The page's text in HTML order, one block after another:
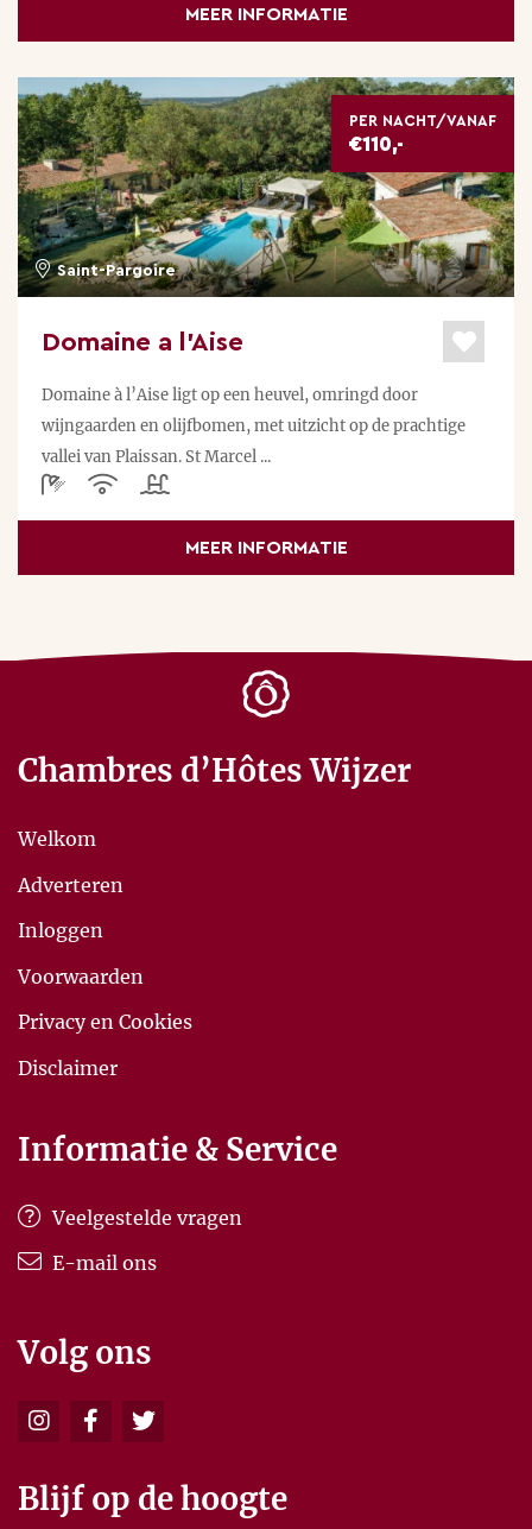
MEER INFORMATIE
PER NACHT/VANAF
€110,-
Saint-Pargoire
Domaine a l’Aise
Domaine à l’Aise ligt op een heuvel, omringd door
wijngaarden en olijfbomen, met uitzicht op de prachtige
vallei van Plaissan. St Marcel ...
MEER INFORMATIE
Chambres d’Hôtes Wijzer
Welkom
Adverteren
Inloggen
Voorwaarden
Privacy en Cookies
Disclaimer
Informatie & Service
Veelgestelde vragen
E-mail ons
Volg ons
Blijf op de hoogte